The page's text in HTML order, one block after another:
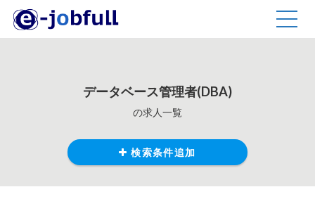
データベース管理者(DBA)
の求人一覧
検索条件追加